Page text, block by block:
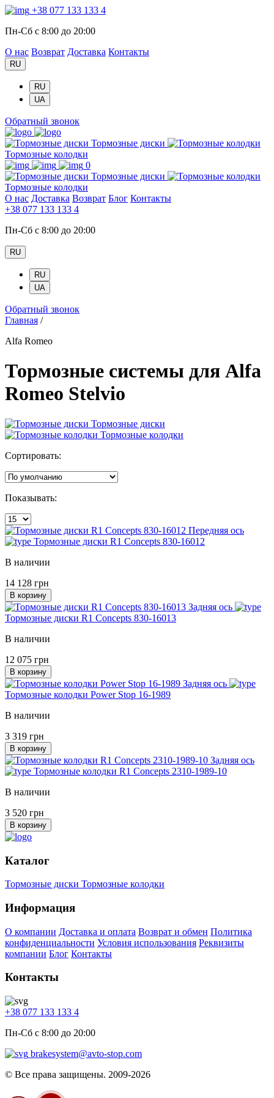
+38 077 133 133 4
Пн-Сб с 8:00 до 20:00
О нас Возврат Доставка Контакты
RU
RU
UA
Обратный звонок
Тормозные диски
Тормозные колодки
0
Тормозные диски
Тормозные колодки
О нас Доставка Возврат Блог Контакты
+38 077 133 133 4
Пн-Сб с 8:00 до 20:00
RU
RU
UA
Обратный звонок
Главная /
Alfa Romeo
Тормозные системы для Alfa
Romeo Stelvio
Тормозные диски
Тормозные колодки
Сортировать:
Показывать:
Передняя ось
Тормозные диски R1 Concepts 830-16012
В наличии
14 128 грн
В корзину
Задняя ось
Тормозные диски R1 Concepts 830-16013
В наличии
12 075 грн
В корзину
Задняя ось
Тормозные колодки Power Stop 16-1989
В наличии
3 319 грн
В корзину
Задняя ось
Тормозные колодки R1 Concepts 2310-1989-10
В наличии
3 520 грн
В корзину
Каталог
Тормозные диски Тормозные колодки
Информация
О компании Доставка и оплата Возврат и обмен Политика
конфиденциальности Условия использования Реквизиты
компании Блог Контакты
Контакты
+38 077 133 133 4
Пн-Сб с 8:00 до 20:00
brakesystem@avto-stop.com
© Все права защищены. 2009-2026